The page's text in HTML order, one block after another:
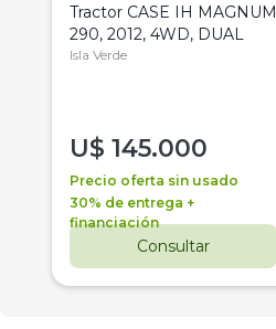
Tractor CASE IH MAGNUM
290, 2012, 4WD, DUAL
Isla Verde
U$ 145.000
Precio oferta sin usado
30% de entrega +
financiación
Consultar